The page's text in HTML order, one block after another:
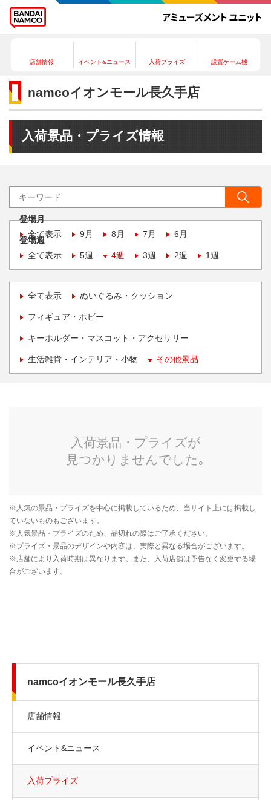
店舗情報 イベント&ニュース 入荷プライズ 設置ゲーム機
namcoイオンモール長久手店
入荷景品・プライズ情報
登場月
全て表示
9月 8月 7月 6月
登場週
全て表示
5週 4週 3週 2週 1週
全て表示 ぬいぐるみ・クッション
フィギュア・ホビー
キーホルダー・マスコット・アクセサリー
生活雑貨・インテリア・小物 その他景品
namcoイオンモール長久手店
店舗情報
イベント&ニュース
入荷プライズ